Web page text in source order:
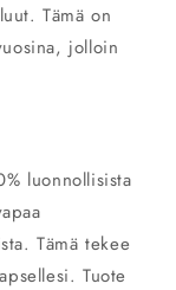
Tämä on
jolloin
luonnollisista
Tämä tekee
Tuote